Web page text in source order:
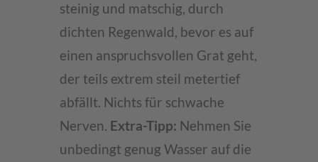
steinig und matschig, durch
dichten Regenwald, bevor es auf
einen anspruchsvollen Grat geht,
der teils extrem steil metertief
abfällt. Nichts für schwache
Nerven. Extra-Tipp: Nehmen Sie
unbedingt genug Wasser auf die